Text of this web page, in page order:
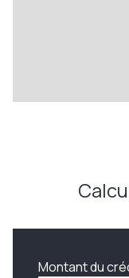
Montant du